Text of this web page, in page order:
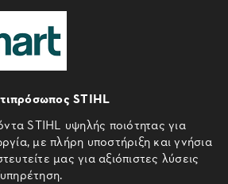
STIHL
STIHL υψηλής ποιότητας για
με πλήρη υποστήριξη και γνήσια
μας για αξιόπιστες λύσεις